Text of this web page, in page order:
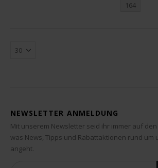
164
NEWSLETTER ANMELDUNG
Mit unserem Newsletter seid ihr immer auf
was News, Tipps und Rabattaktionen rund um
angeht.